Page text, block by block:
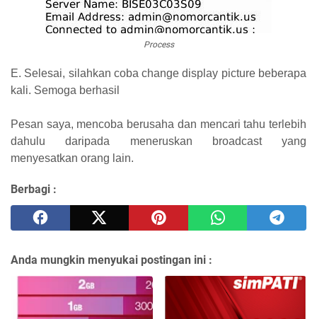
Process
E. Selesai, silahkan coba change display picture beberapa
kali. Semoga berhasil
Pesan saya, mencoba berusaha dan mencari tahu terlebih
dahulu daripada meneruskan broadcast yang
menyesatkan orang lain.
Berbagi :
Anda mungkin menyukai postingan ini :